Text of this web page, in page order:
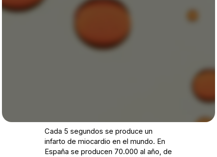
Cada 5 segundos se produce un
infarto de miocardio en el mundo. En
España se producen 70.000 al año, de